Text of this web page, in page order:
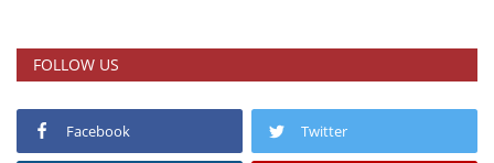
FOLLOW US
Facebook Twitter